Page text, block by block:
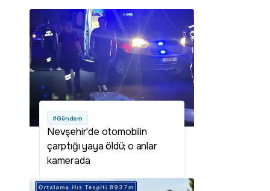
#Gündem
Nevşehir'de otomobilin
çarptığı yaya öldü; o anlar
kamerada